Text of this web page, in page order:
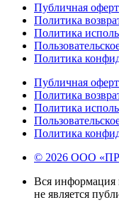
Публичная
Политика
Политика
Политика
Публичная
Политика
Политика
Политика
© 2026 ООО
Вся информация
не является